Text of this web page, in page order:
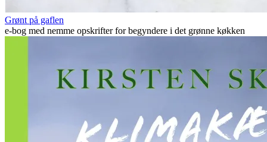
Grønt på gaflen
e-bog med nemme opskrifter for begyndere i det grønne køkken